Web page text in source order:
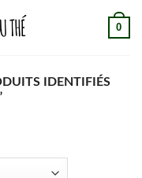
0
IDENTIFIÉS